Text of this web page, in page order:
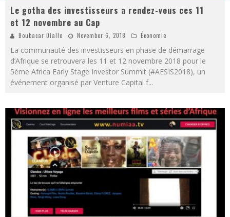
Le gotha des investisseurs a rendez-vous ces 11
et 12 novembre au Cap
Boubacar Diallo November 6, 2018 Économie
La communauté des investisseurs en phase de démarrage
d’Afrique se retrouvera les 11 et 12 novembre 2018 pour le
5ème Africa Early Stage Investor Summit (#AESIS2018), un
événement organisé par Venture Capital f...